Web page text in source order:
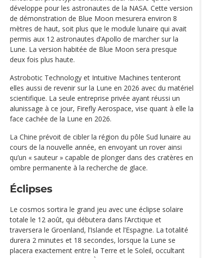
développe pour les astronautes de la NASA. Cette version
de démonstration de Blue Moon mesurera environ 8
mètres de haut, soit plus que le module lunaire qui avait
permis aux 12 astronautes d’Apollo de marcher sur la
Lune. La version habitée de Blue Moon sera presque
deux fois plus haute.
Astrobotic Technology et Intuitive Machines tenteront
elles aussi de revenir sur la Lune en 2026 avec du matériel
scientifique. La seule entreprise privée ayant réussi un
alunissage à ce jour, Firefly Aerospace, vise quant à elle la
face cachée de la Lune en 2026.
La Chine prévoit de cibler la région du pôle Sud lunaire au
cours de la nouvelle année, en envoyant un rover ainsi
qu’un « sauteur » capable de plonger dans des cratères en
ombre permanente à la recherche de glace.
Éclipses
Le cosmos sortira le grand jeu avec une éclipse solaire
totale le 12 août, qui débutera dans l’Arctique et
traversera le Groenland, l’Islande et l’Espagne. La totalité
durera 2 minutes et 18 secondes, lorsque la Lune se
placera exactement entre la Terre et le Soleil, occultant